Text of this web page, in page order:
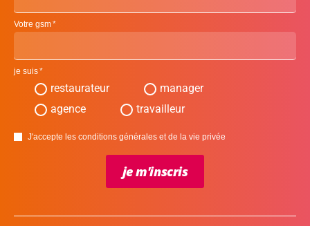
Votre gsm
je suis
restaurateur
manager
agence
travailleur
J'accepte les conditions générales et de la vie privée
je m'inscris